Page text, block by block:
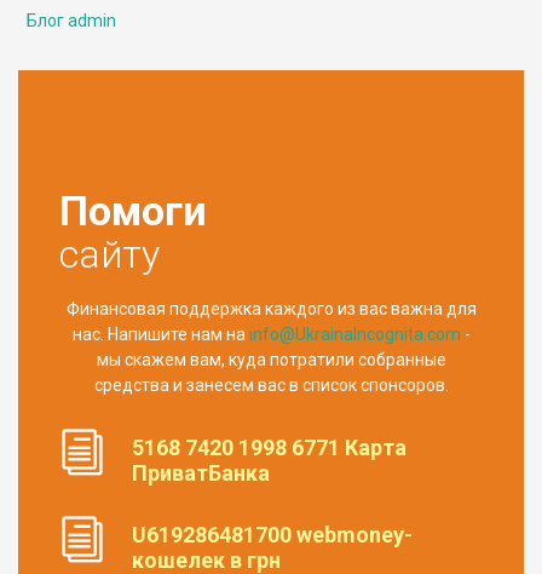
Блог admin
Помоги
сайту
Финансовая поддержка каждого из вас важна для
нас. Напишите нам на info@UkrainaIncognita.com -
мы скажем вам, куда потратили собранные
средства и занесем вас в список спонсоров.
5168 7420 1998 6771 Карта
ПриватБанка
U619286481700 webmoney-
кошелек в грн